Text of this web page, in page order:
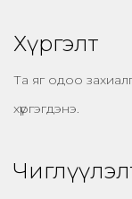
Хүргэлт
Та яг одоо
хүргэгдэнэ.